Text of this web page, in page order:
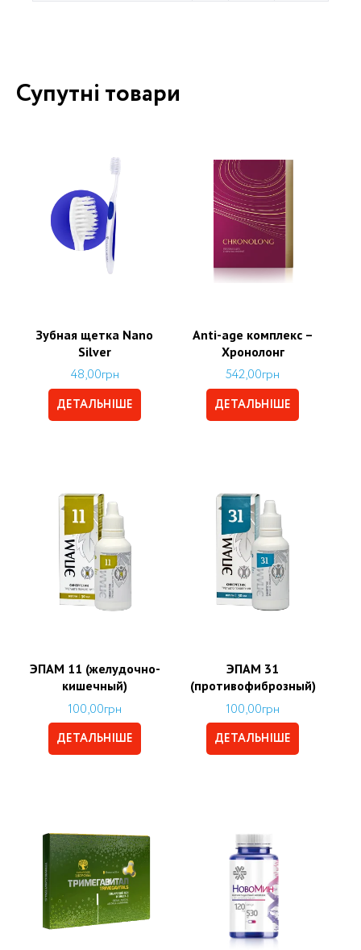
Супутні товари
Зубная щетка Nano
Silver
48,00грн
ДЕТАЛЬНІШЕ
Аnti-age комплекс –
Хронолонг
542,00грн
ДЕТАЛЬНІШЕ
ЭПАМ 11 (желудочно-
кишечный)
100,00грн
ДЕТАЛЬНІШЕ
ЭПАМ 31
(противофиброзный)
100,00грн
ДЕТАЛЬНІШЕ